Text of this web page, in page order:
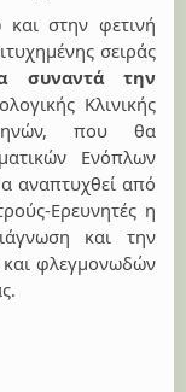
στην φετινή
σειράς
συναντά την
Κλινικής
που θα
Ενόπλων
αναπτυχθεί από
Ερευνητές η
και την
φλεγμονωδών